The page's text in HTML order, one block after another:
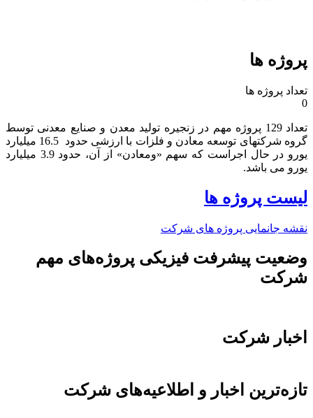
پروژه ها
تعداد پروژه ها
0
تعداد 129 پروژه مهم در زنجیره تولید معدن و صنایع معدنی توسط
گروه شرکتهای توسعه معادن و فلزات با ارزشی حدود 16.5 میلیارد
یورو در حال اجراست که سهم «ومعادن» از آن، حدود 3.9 میلیارد
یورو می باشد.​
لیست پروژه ها
نقشه جانمایی پروژه های شرکت
وضعیت پیشرفت فیزیکی پروژه‌های مهم
شرکت
اخبار شرکت
تازه‌ترین اخبار و اطلاعیه‌های شرکت